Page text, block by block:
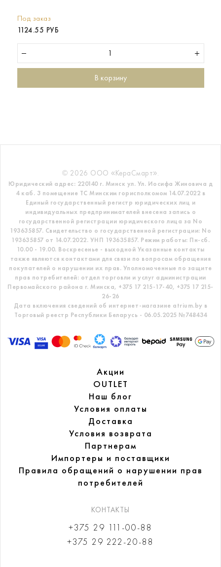
Под заказ
1124.55 РУБ
В корзину
© 2026 ООО «КераСмарт».
Юридический адрес: 220140 г. Минск ул. Ул. Иосифа Жиновича д
4 каб. 3 помещение ТС Минским горисполкомом 14.07.2022 в
Единый государственный регистр юридических лиц и
индивидуальных предпринимателей внесена запись о
государственной регистрации юридического лица за No
193635857. Свидетельство о государственной регистрации: No
193635857 от 14.07.2022. УНП 193635857. Режим работы: Пн-сб.
10.00 - 19.00. Воскресенье - выходной Указанные контакты
также являются контактами для связи по вопросам обращения
покупателей о нарушении их прав. Уполномоченные по защите
прав потребителей: отдел торговли и услуг администрации
Первомайского района г. Минска, +375 17 215-17-40, +375 17 215-
26-26
Дата включения сведений об интернет-магазине atrium.by в
Торговый реестр Республики Беларусь - 06.05.2025 №748434
Акции
OUTLET
Наш блог
Условия оплаты
Доставка
Условия возврата
Партнерам
Импортеры и поставщики
Правила обращений о нарушении прав
потребителей
КОНТАКТЫ
+375 29 111-00-88
+375 29 222-20-88